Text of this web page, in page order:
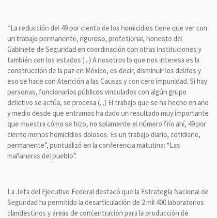
“La reducción del 49 por ciento de los homicidios tiene que ver con
un trabajo permanente, riguroso, profesional, honesto del
Gabinete de Seguridad en coordinación con otras instituciones y
también con los estados (...) A nosotros lo que nos interesa es la
construcción de la paz en México, es decir, disminuir los delitos y
eso se hace con Atención a las Causas y con cero impunidad. Si hay
personas, funcionarios públicos vinculados con algún grupo
delictivo se actúa, se procesa (...) El trabajo que se ha hecho en año
y medio desde que entramos ha dado un resultado muy importante
que muestra cómo se hizo, no solamente el número frío ahí, 49 por
ciento menos homicidios dolosos. Es un trabajo diario, cotidiano,
permanente”, puntualizó en la conferencia matutina: “Las
mañaneras del pueblo”.
La Jefa del Ejecutivo Federal destacó que la Estrategia Nacional de
Seguridad ha permitido la desarticulación de 2 mil 400 laboratorios
clandestinos y áreas de concentración para la producción de